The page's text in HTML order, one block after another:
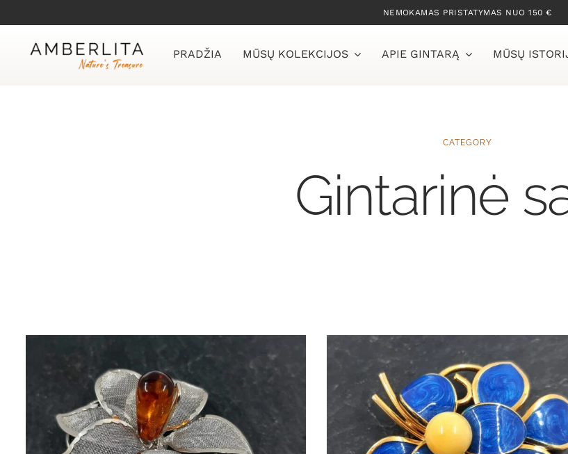
to
content
NEMOKAMAS PRISTATYMAS NUO 150 €
PRADŽIA MŪSŲ KOLEKCIJOS APIE GINTARĄ MŪSŲ
CATEGORY
Gintarinė